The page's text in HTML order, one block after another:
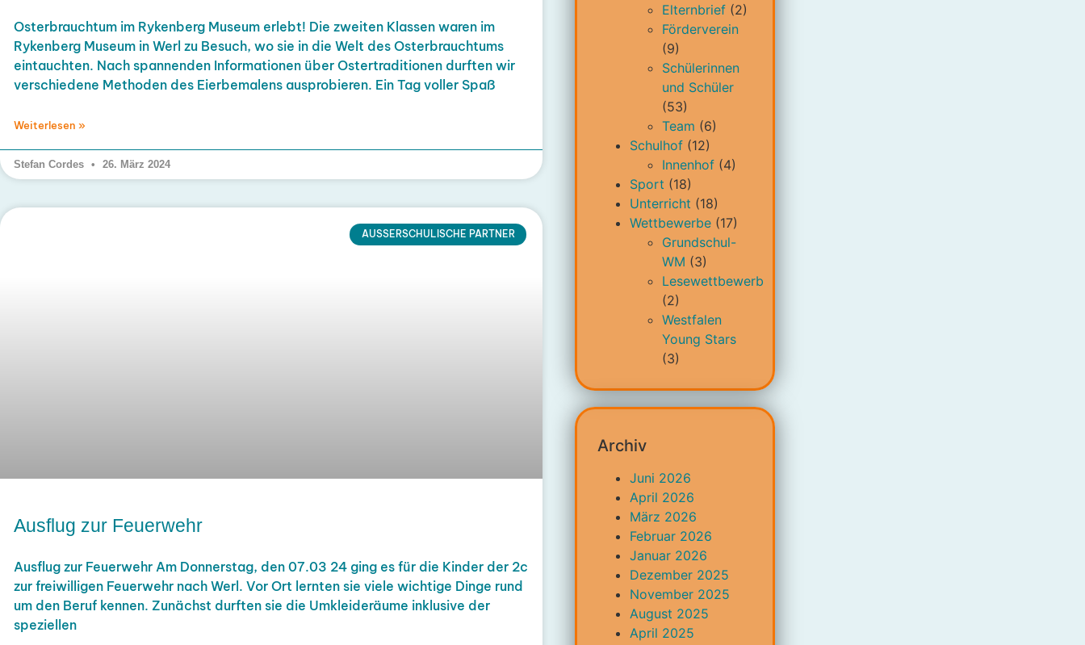
Osterbrauchtum im Rykenberg Museum erlebt! Die zweiten Klassen waren im
Rykenberg Museum in Werl zu Besuch, wo sie in die Welt des Osterbrauchtums
eintauchten. Nach spannenden Informationen über Ostertraditionen durften wir
verschiedene Methoden des Eierbemalens ausprobieren. Ein Tag voller Spaß
Weiterlesen »
Stefan Cordes 26. März 2024
AUSSERSCHULISCHE PARTNER
Ausflug zur Feuerwehr
Ausflug zur Feuerwehr Am Donnerstag, den 07.03 24 ging es für die Kinder der 2c
zur freiwilligen Feuerwehr nach Werl. Vor Ort lernten sie viele wichtige Dinge rund
um den Beruf kennen. Zunächst durften sie die Umkleideräume inklusive der
speziellen
Elternbrief(2)
Förderverein
(9)
Schülerinnen
und Schüler
(53)
Team (6)
Schulhof(12)
Innenhof(4)
Sport (18)
Unterricht (18)
Wettbewerbe(17)
Grundschul-
WM (3)
Lesewettbewerb
(2)
Westfalen
Young Stars
(3)
Archiv
Juni 2026
April 2026
März 2026
Februar 2026
Januar 2026
Dezember 2025
November 2025
August 2025
April 2025